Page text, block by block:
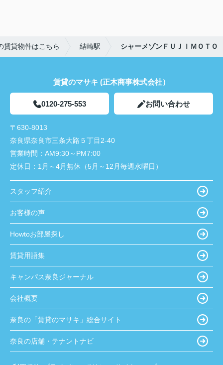
賃貸物件はこちら 結崎駅 シャーメゾンＦＵＪＩＭＯＴＯ
賃貸のマサキ (正木商事株式会社）
0120-275-553 お問い合わせ
〒630-8013
奈良県奈良市三条大路５丁目2-40
営業時間： AM9:30～PM7:00
定休日： 1月～4月無休（5月～12月毎週水曜日）
スタッフ紹介
お客様の声
Howtoお部屋探し
賃貸用語集
キャンパス奈良ジャーナル
会社概要
奈良の「賃貸のマサキ」総合サイト
奈良の店舗・テナントナビ